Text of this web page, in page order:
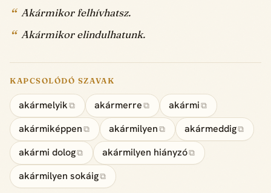
Akármikor felhívhatsz.
Akármikor elindulhatunk.
KAPCSOLÓDÓ SZAVAK
akármelyik ⧉ akármerre ⧉ akármi ⧉
akármiképpen ⧉ akármilyen ⧉ akármeddig⧉
akármi dolog⧉ akármilyen hiányzó⧉
akármilyen sokáig⧉